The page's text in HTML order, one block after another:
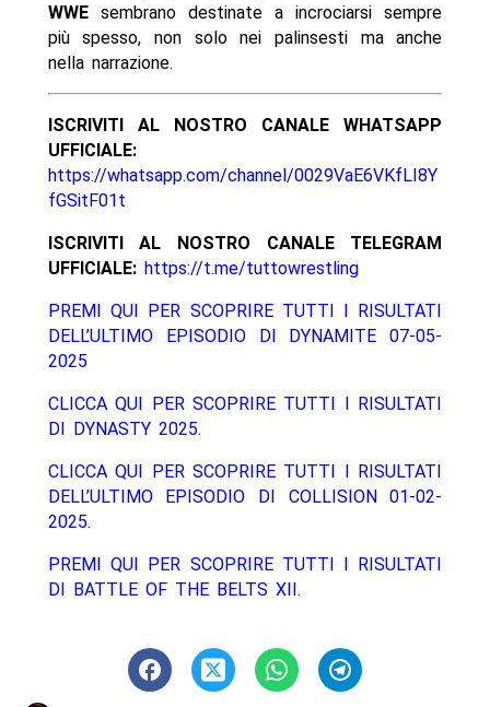
WWEsembrano destinate a incrociarsi sempre
più spesso, non solo nei palinsesti ma anche
nella narrazione.
ISCRIVITI AL NOSTRO CANALE WHATSAPP
UFFICIALE:
https://whatsapp.com/channel/0029VaE6VKfLI8Y
fGSitF01t
ISCRIVITI AL NOSTRO CANALE TELEGRAM
UFFICIALE: https://t.me/tuttowrestling
PREMI QUI PER SCOPRIRE TUTTI I RISULTATI
DELL’ULTIMO EPISODIO DI DYNAMITE 07-05-
2025
CLICCA QUI PER SCOPRIRE TUTTI I RISULTATI
DI DYNASTY 2025.
CLICCA QUI PER SCOPRIRE TUTTI I RISULTATI
DELL’ULTIMO EPISODIO DI COLLISION 01-02-
2025.
PREMI QUI PER SCOPRIRE TUTTI I RISULTATI
DI BATTLE OF THE BELTS XII.